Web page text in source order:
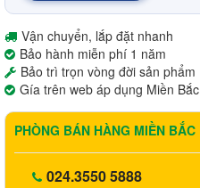
Vận chuyển, lắp đặt nhanh
Bảo hành miễn phí 1 năm
Bảo trì trọn vòng đời sản phẩm
Gía trên web áp dụng Miền Bắc
PHÒNG BÁN HÀNG MIỀN BẮC
024.3550 5888